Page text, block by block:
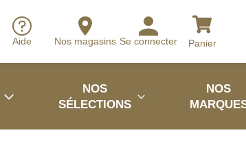
Aide Nos magasins Se connecter Panier
NOS
SÉLECTIONS
NOS